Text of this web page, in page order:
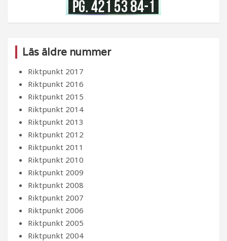
Läs äldre nummer
Riktpunkt 2017
Riktpunkt 2016
Riktpunkt 2015
Riktpunkt 2014
Riktpunkt 2013
Riktpunkt 2012
Riktpunkt 2011
Riktpunkt 2010
Riktpunkt 2009
Riktpunkt 2008
Riktpunkt 2007
Riktpunkt 2006
Riktpunkt 2005
Riktpunkt 2004